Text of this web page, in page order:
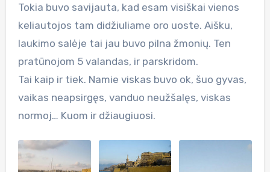
Tokia buvo savijauta, kad esam visiškai vienos
keliautojos tam didžiuliame oro uoste. Aišku,
laukimo salėje tai jau buvo pilna žmonių. Ten
pratūnojom 5 valandas, ir parskridom.
Tai kaip ir tiek. Namie viskas buvo ok, šuo gyvas,
vaikas neapsirgęs, vanduo neužšalęs, viskas
normoj… Kuom ir džiaugiuosi.